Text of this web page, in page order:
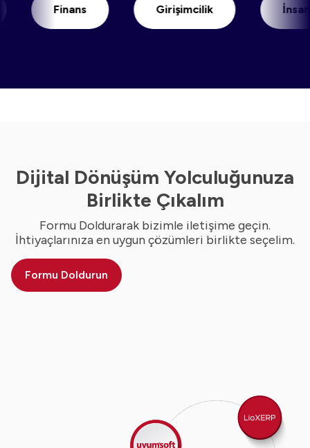
Finans Girişimcilik İnsan
Dijital Dönüşüm Yolculuğunuza
Birlikte Çıkalım
Formu Doldurarak bizimle iletişime geçin.
İhtiyaçlarınıza en uygun çözümleri birlikte seçelim.
Formu Doldurun